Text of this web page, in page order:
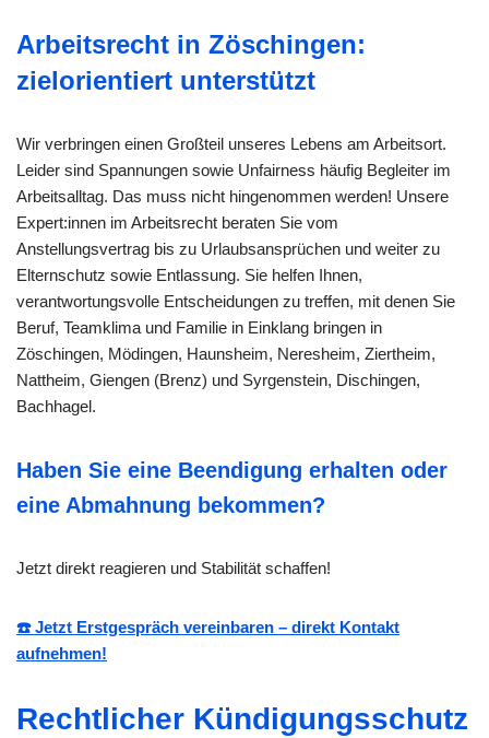
Arbeitsrecht in Zöschingen:
zielorientiert unterstützt
Wir verbringen einen Großteil unseres Lebens am Arbeitsort.
Leider sind Spannungen sowie Unfairness häufig Begleiter im
Arbeitsalltag. Das muss nicht hingenommen werden! Unsere
Expert:innen im Arbeitsrecht beraten Sie vom
Anstellungsvertrag bis zu Urlaubsansprüchen und weiter zu
Elternschutz sowie Entlassung. Sie helfen Ihnen,
verantwortungsvolle Entscheidungen zu treffen, mit denen Sie
Beruf, Teamklima und Familie in Einklang bringen in
Zöschingen, Mödingen, Haunsheim, Neresheim, Ziertheim,
Nattheim, Giengen (Brenz) und Syrgenstein, Dischingen,
Bachhagel.
Haben Sie eine Beendigung erhalten oder
eine Abmahnung bekommen?
Jetzt direkt reagieren und Stabilität schaffen!
☎️ Jetzt Erstgespräch vereinbaren – direkt Kontakt
aufnehmen!
Rechtlicher Kündigungsschutz